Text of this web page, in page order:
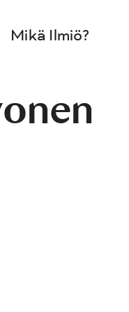
Mikä Ilmiö?